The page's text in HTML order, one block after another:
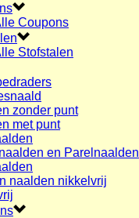
Coupons
Stofstalen
zonder punt
met punt
en Parelnaalden
naalden nikkelvrij